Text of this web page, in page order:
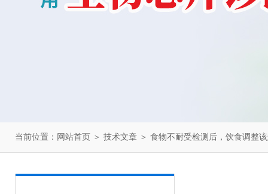
当前位置： 网站首页 ＞ 技术文章 ＞ 食物不耐受检测后，饮食调整